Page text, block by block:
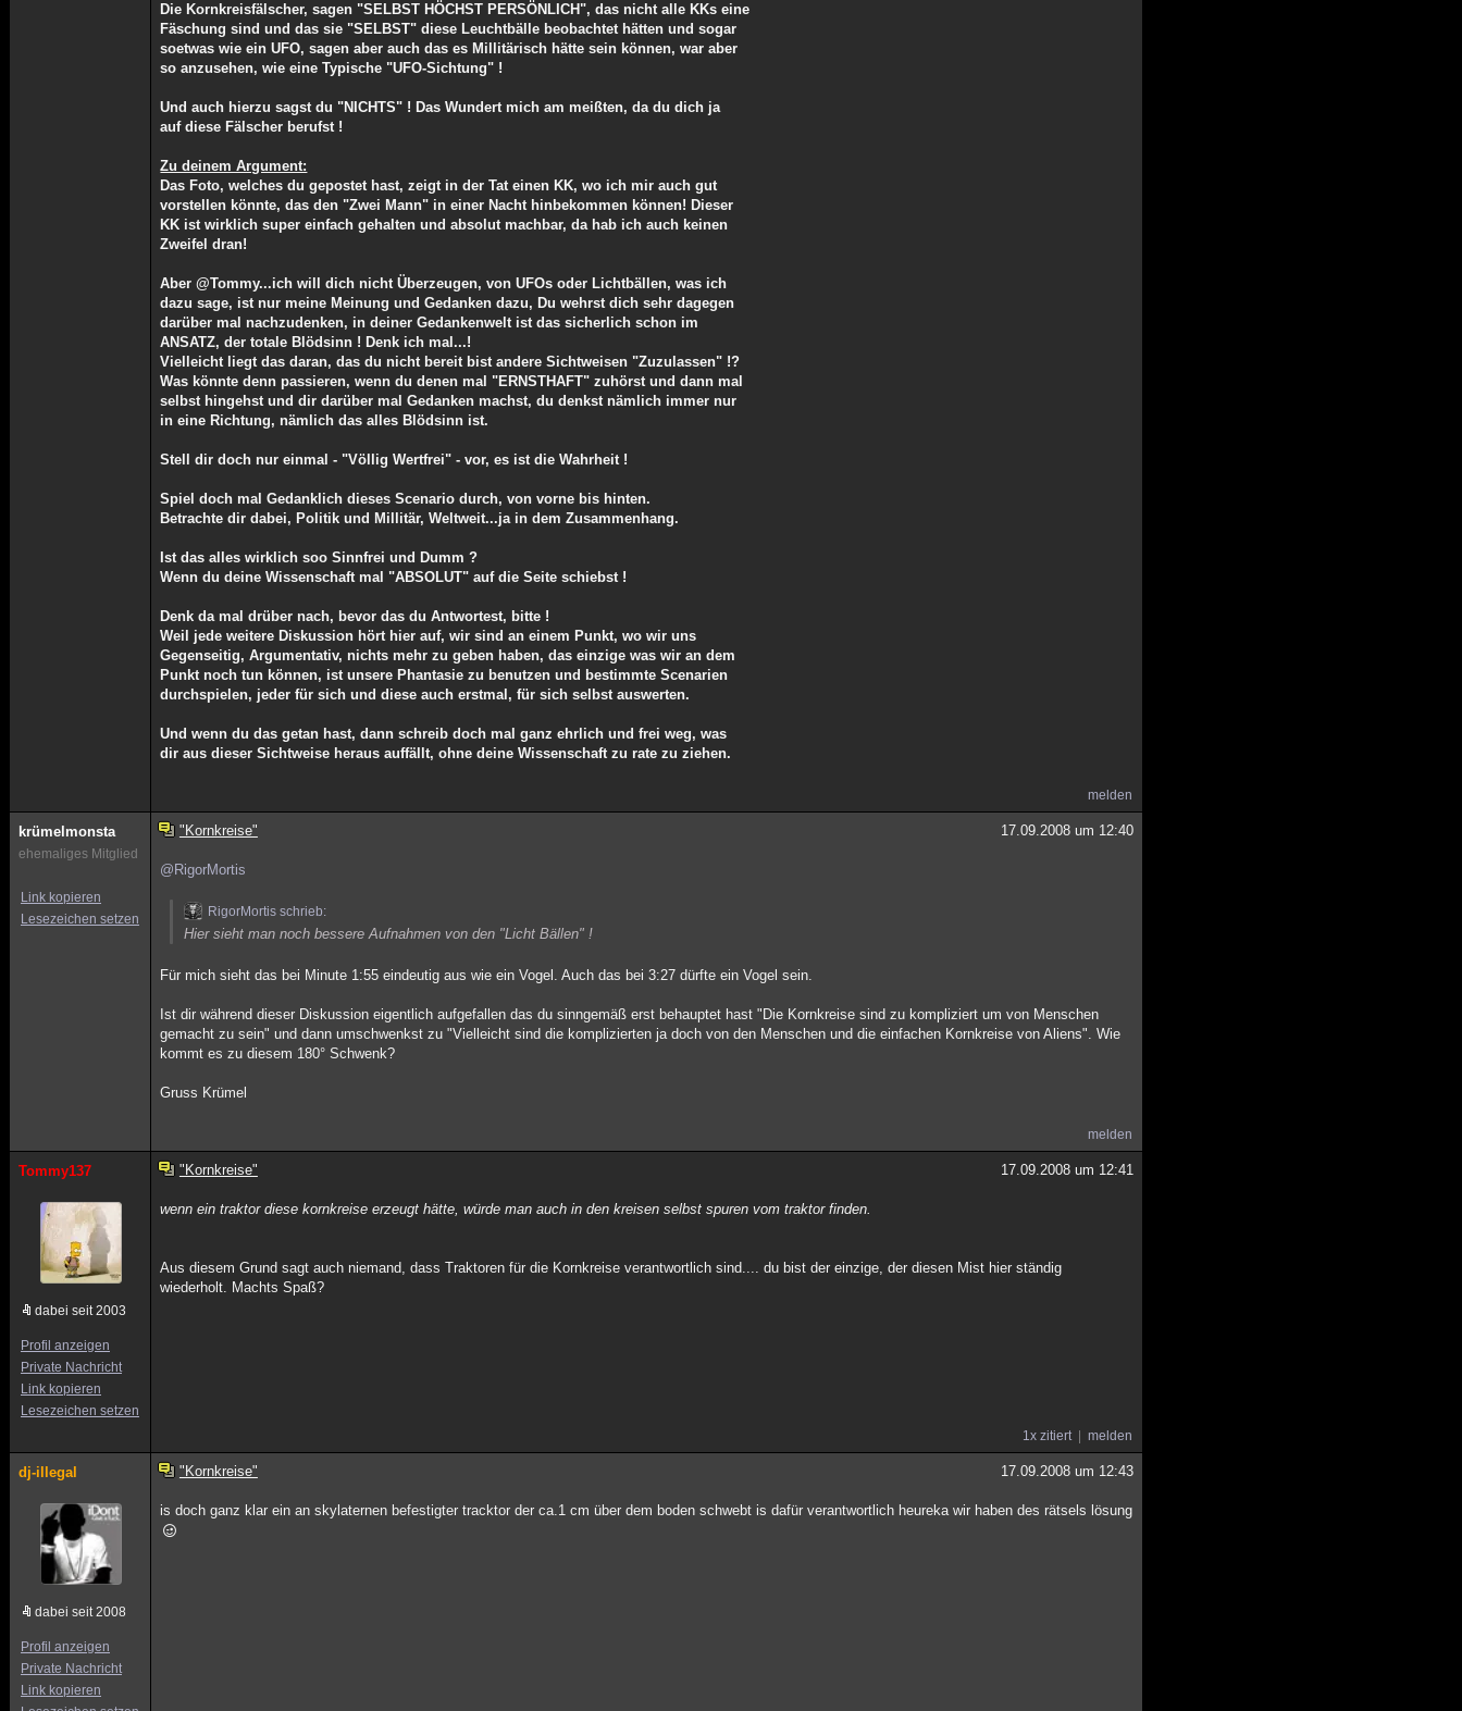
Die Kornkreisfälscher, sagen "SELBST HÖCHST PERSÖNLICH", das nicht alle KKs eine
Fäschung sind und das sie "SELBST" diese Leuchtbälle beobachtet hätten und sogar
soetwas wie ein UFO, sagen aber auch das es Millitärisch hätte sein können, war aber
so anzusehen, wie eine Typische "UFO-Sichtung" !
Und auch hierzu sagst du "NICHTS" ! Das Wundert mich am meißten, da du dich ja
auf diese Fälscher berufst !
Zu deinem Argument:
Das Foto, welches du gepostet hast, zeigt in der Tat einen KK, wo ich mir auch gut
vorstellen könnte, das den "Zwei Mann" in einer Nacht hinbekommen können! Dieser
KK ist wirklich super einfach gehalten und absolut machbar, da hab ich auch keinen
Zweifel dran!
Aber @Tommy...ich will dich nicht Überzeugen, von UFOs oder Lichtbällen, was ich
dazu sage, ist nur meine Meinung und Gedanken dazu, Du wehrst dich sehr dagegen
darüber mal nachzudenken, in deiner Gedankenwelt ist das sicherlich schon im
ANSATZ, der totale Blödsinn ! Denk ich mal...!
Vielleicht liegt das daran, das du nicht bereit bist andere Sichtweisen "Zuzulassen" !?
Was könnte denn passieren, wenn du denen mal "ERNSTHAFT" zuhörst und dann mal
selbst hingehst und dir darüber mal Gedanken machst, du denkst nämlich immer nur
in eine Richtung, nämlich das alles Blödsinn ist.
Stell dir doch nur einmal - "Völlig Wertfrei" - vor, es ist die Wahrheit !
Spiel doch mal Gedanklich dieses Scenario durch, von vorne bis hinten.
Betrachte dir dabei, Politik und Millitär, Weltweit...ja in dem Zusammenhang.
Ist das alles wirklich soo Sinnfrei und Dumm ?
Wenn du deine Wissenschaft mal "ABSOLUT" auf die Seite schiebst !
Denk da mal drüber nach, bevor das du Antwortest, bitte !
Weil jede weitere Diskussion hört hier auf, wir sind an einem Punkt, wo wir uns
Gegenseitig, Argumentativ, nichts mehr zu geben haben, das einzige was wir an dem
Punkt noch tun können, ist unsere Phantasie zu benutzen und bestimmte Scenarien
durchspielen, jeder für sich und diese auch erstmal, für sich selbst auswerten.
Und wenn du das getan hast, dann schreib doch mal ganz ehrlich und frei weg, was
dir aus dieser Sichtweise heraus auffällt, ohne deine Wissenschaft zu rate zu ziehen.
melden
krümelmonsta
ehemaliges Mitglied
Link kopieren
Lesezeichen setzen
"Kornkreise" 17.09.2008 um 12:40
@RigorMortis
RigorMortis schrieb:
Hier sieht man noch bessere Aufnahmen von den "Licht Bällen" !
Für mich sieht das bei Minute 1:55 eindeutig aus wie ein Vogel. Auch das bei 3:27 dürfte ein Vogel sein.
Ist dir während dieser Diskussion eigentlich aufgefallen das du sinngemäß erst behauptet hast "Die Kornkreise sind zu kompliziert um von Menschen
gemacht zu sein" und dann umschwenkst zu "Vielleicht sind die komplizierten ja doch von den Menschen und die einfachen Kornkreise von Aliens". Wie
kommt es zu diesem 180° Schwenk?
Gruss Krümel
melden
Tommy137
dabei seit 2003
Profil anzeigen
Private Nachricht
Link kopieren
Lesezeichen setzen
"Kornkreise" 17.09.2008 um 12:41
wenn ein traktor diese kornkreise erzeugt hätte, würde man auch in den kreisen selbst spuren vom traktor finden.
Aus diesem Grund sagt auch niemand, dass Traktoren für die Kornkreise verantwortlich sind.... du bist der einzige, der diesen Mist hier ständig
wiederholt. Machts Spaß?
1x zitiert melden
dj-illegal
dabei seit 2008
Profil anzeigen
Private Nachricht
Link kopieren
"Kornkreise" 17.09.2008 um 12:43
is doch ganz klar ein an skylaternen befestigter tracktor der ca.1 cm über dem boden schwebt is dafür verantwortlich heureka wir haben des rätsels lösung